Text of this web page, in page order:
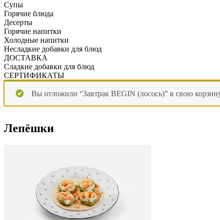
Супы
Горячие блюда
Десерты
Горячие напитки
Холодные напитки
Несладкие добавки для блюд
ДОСТАВКА
Сладкие добавки для блюд
СЕРТИФИКАТЫ
Вы отложили “Завтрак BEGIN (лосось)” в свою
Лепёшки